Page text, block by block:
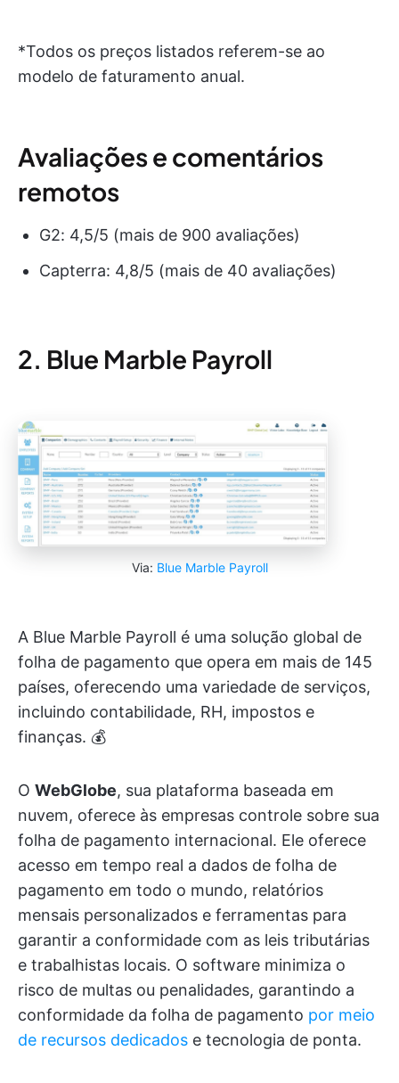
*Todos os preços listados referem-se ao
modelo de faturamento anual.
Avaliações e comentários
remotos
G2: 4,5/5 (mais de 900 avaliações)
Capterra: 4,8/5 (mais de 40 avaliações)
2. Blue Marble Payroll
Via: Blue Marble Payroll
A Blue Marble Payroll é uma solução global de
folha de pagamento que opera em mais de 145
países, oferecendo uma variedade de serviços,
incluindo contabilidade, RH, impostos e
finanças. 💰
O WebGlobe, sua plataforma baseada em
nuvem, oferece às empresas controle sobre sua
folha de pagamento internacional. Ele oferece
acesso em tempo real a dados de folha de
pagamento em todo o mundo, relatórios
mensais personalizados e ferramentas para
garantir a conformidade com as leis tributárias
e trabalhistas locais. O software minimiza o
risco de multas ou penalidades, garantindo a
conformidade da folha de pagamento por meio
de recursos dedicados e tecnologia de ponta.